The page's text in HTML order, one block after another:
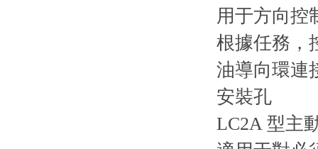
用于方向控
根據任務，
油導向環連
安裝孔
LC2A 型主